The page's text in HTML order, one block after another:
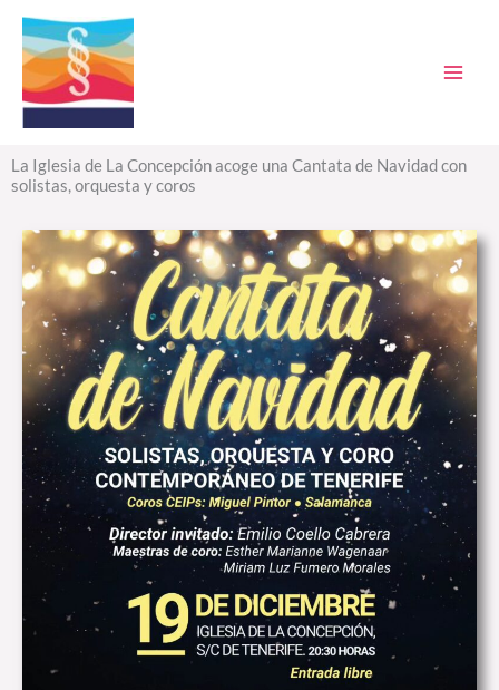
contenido
La Iglesia de La Concepción acoge una Cantata de Navidad con
solistas, orquesta y coros